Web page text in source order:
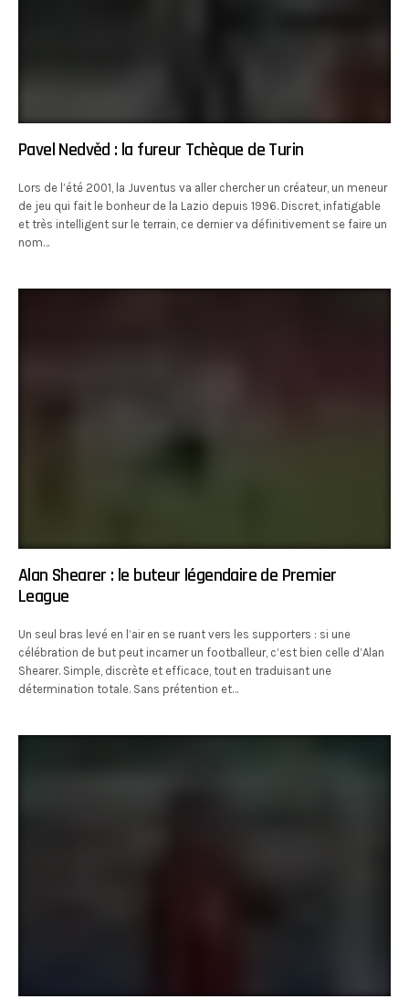
Pavel Nedvěd : la fureur Tchèque de Turin
Lors de l’été 2001, la Juventus va aller chercher un créateur, un meneur
de jeu qui fait le bonheur de la Lazio depuis 1996. Discret, infatigable
et très intelligent sur le terrain, ce dernier va définitivement se faire un
nom…
Alan Shearer : le buteur légendaire de Premier
League
Un seul bras levé en l’air en se ruant vers les supporters : si une
célébration de but peut incarner un footballeur, c’est bien celle d’Alan
Shearer. Simple, discrète et efficace, tout en traduisant une
détermination totale. Sans prétention et…